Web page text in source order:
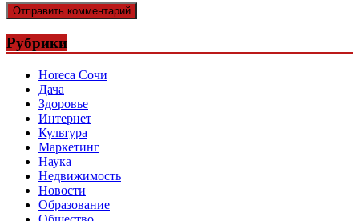
Рубрики
Horeca Сочи
Дача
Здоровье
Интернет
Культура
Маркетинг
Наука
Недвижимость
Новости
Образование